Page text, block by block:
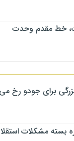
خط مقدم وحدت
برای جودو رخ
بسته مشکلات